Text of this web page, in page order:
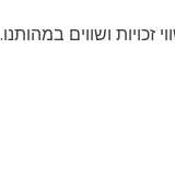
ושווים במהותנו.